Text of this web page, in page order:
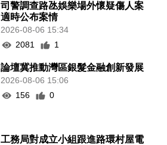
司警調查路氹娛樂場外懷疑傷人案
適時公布案情
2026-08-06 15:34
2081
1
論壇冀推動灣區銀髮金融創新發展
2026-08-06 15:06
156
0
工務局對成立小組跟進路環村屋電